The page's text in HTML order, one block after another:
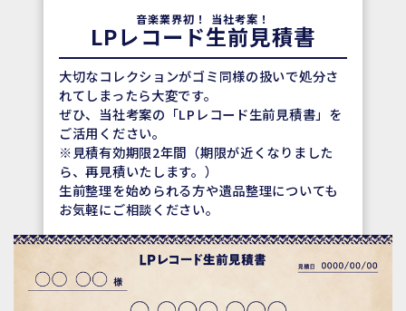
音楽業界初！ 当社考案！
LPレコード生前見積書
大切なコレクションがゴミ同様の扱いで処分さ
れてしまったら大変です。
ぜひ、当社考案の「LPレコード生前見積書」を
ご活用ください。
※見積有効期限2年間（期限が近くなりました
ら、再見積いたします。）
生前整理を始められる方や遺品整理についても
お気軽にご相談ください。